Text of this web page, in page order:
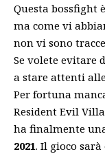
Questa bossfight
ma come vi
non vi sono
Se volete evitare
a stare attenti
Per fortuna
Resident Evil
ha finalmente
2021. Il gioco